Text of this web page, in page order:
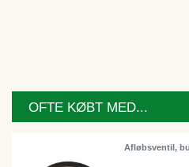
OFTE KØBT MED...
Afløbsventil,